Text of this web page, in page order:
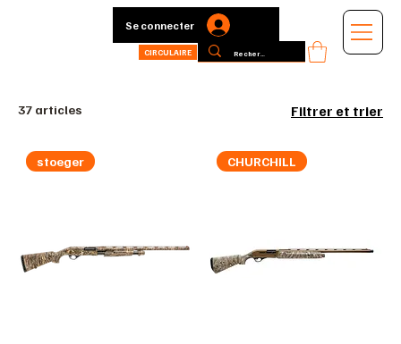
Se connecter
CIRCULAIRE
37 articles Filtrer et trier
stoeger CHURCHILL